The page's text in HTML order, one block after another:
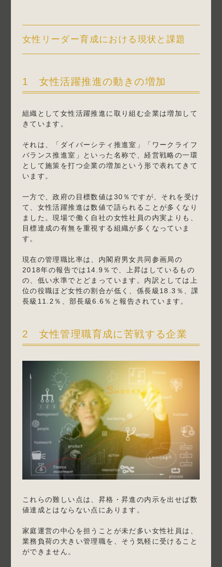
女性リーダー育成における現状と課題
1 女性活躍推進の動きの増加
組織として女性活躍推進に取り組む企業は増加して
きています。
それは、「ダイバーシティ推進室」「ワークライフ
バランス推進室」といった名称で、経営戦略の一環
として施策を打つ企業の増加という形で表れてきて
います。
一方で、政府の目標数値は30％ですが、それを受け
て、女性活躍推進は数値で語られることが多くなり
ました。現場で働く自社の女性社員の内実よりも、
目標達成の有無を重視する組織が多くなっていま
す。
現在の管理職比率は、内閣府男女共同参画局の
2018年の報告では14.9％で、上昇はしているもの
の、低い水準でとどまっています。内訳としては上
位の役職ほど女性の割合が低く、係長級18.3％、課
長級11.2％、部長級6.6％と報告されています。
2 女性管理職育成に苦戦する企業
これらの難しい点は、昇格・昇進の内示を出せば数
値達成とはならない点にあります。
家庭運営の中心を担うことが未だ多い女性社員は、
業務負荷の大きい管理職を、そう気軽に受けること
ができません。